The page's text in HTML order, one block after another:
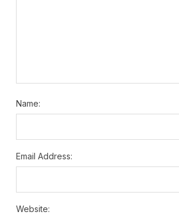
Name:
Email Address:
Website: